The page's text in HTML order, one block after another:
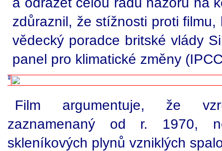
zdůraznil, že stížnosti proti
vědecký poradce britské vlády
panel pro klimatické změny
Film argumentuje, že
zaznamenaný od r. 1970,
skleníkových plynů vzniklých